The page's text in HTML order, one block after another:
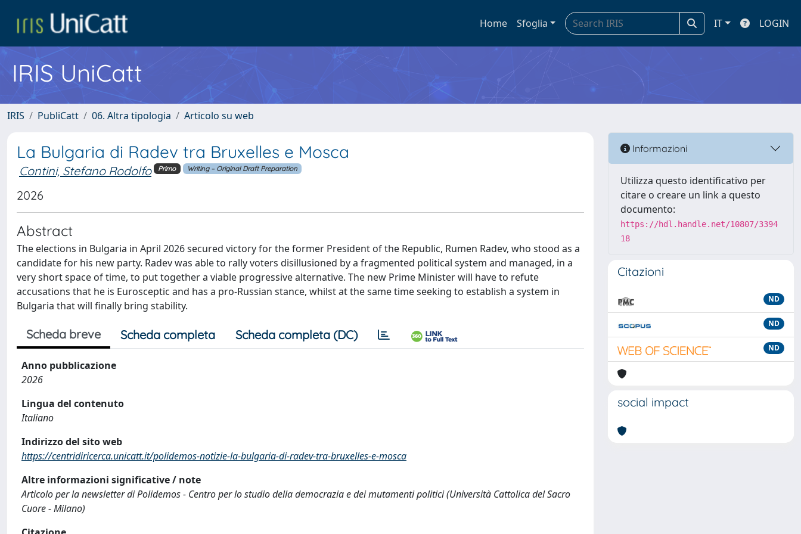
Home Sfoglia IT LOGIN
IRIS UniCatt
IRIS PubliCatt 06. Altra tipologia Articolo su web
La Bulgaria di Radev tra Bruxelles e Mosca
Contini, Stefano Rodolfo Primo Writing – Original Draft Preparation
2026
Abstract
The elections in Bulgaria in April 2026 secured victory for the former President of the Republic, Rumen Radev, who stood as a
candidate for his new party. Radev was able to rally voters disillusioned by a fragmented political system and managed, in a
very short space of time, to put together a viable progressive alternative. The new Prime Minister will have to refute
accusations that he is Eurosceptic and has a pro-Russian stance, whilst at the same time seeking to establish a system in
Bulgaria that will finally bring stability.
Scheda breve Scheda completa Scheda completa (DC)
Anno pubblicazione
2026
Lingua del contenuto
Italiano
Indirizzo del sito web
https://centridiricerca.unicatt.it/polidemos-notizie-la-bulgaria-di-radev-tra-bruxelles-e-mosca
Altre informazioni significative / note
Articolo per la newsletter di Polidemos - Centro per lo studio della democrazia e dei mutamenti politici (Università Cattolica del Sacro
Cuore - Milano)
Informazioni
Utilizza questo identificativo per
citare o creare un link a questo
documento:
https://hdl.handle.net/10807/3394
18
Citazioni
ND
ND
ND
social impact